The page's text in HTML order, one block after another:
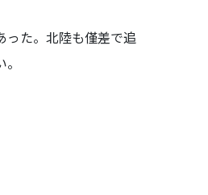
った。北陸も僅差で追